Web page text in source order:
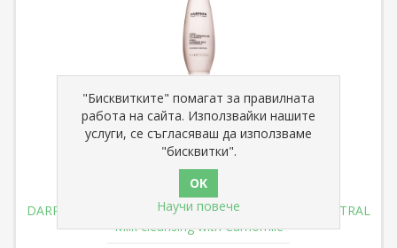
DARPHIN ПОЧИСТВАЩО МЛЯКО ИНТРАЛ 200 ml INTRAL
Milk cleansing with Camomile
"Бисквитките" помагат за правилната
работа на сайта. Използвайки нашите
услуги, се съгласяваш да използваме
"бисквитки".
Научи повече